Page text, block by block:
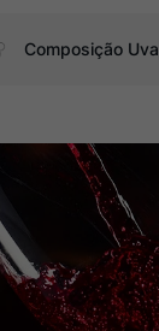
Composição Uva